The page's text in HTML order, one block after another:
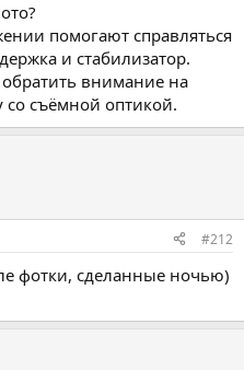
помогают справляться
и стабилизатор.
внимание на
со съёмной оптикой.
#212
фотки, сделанные ночью)